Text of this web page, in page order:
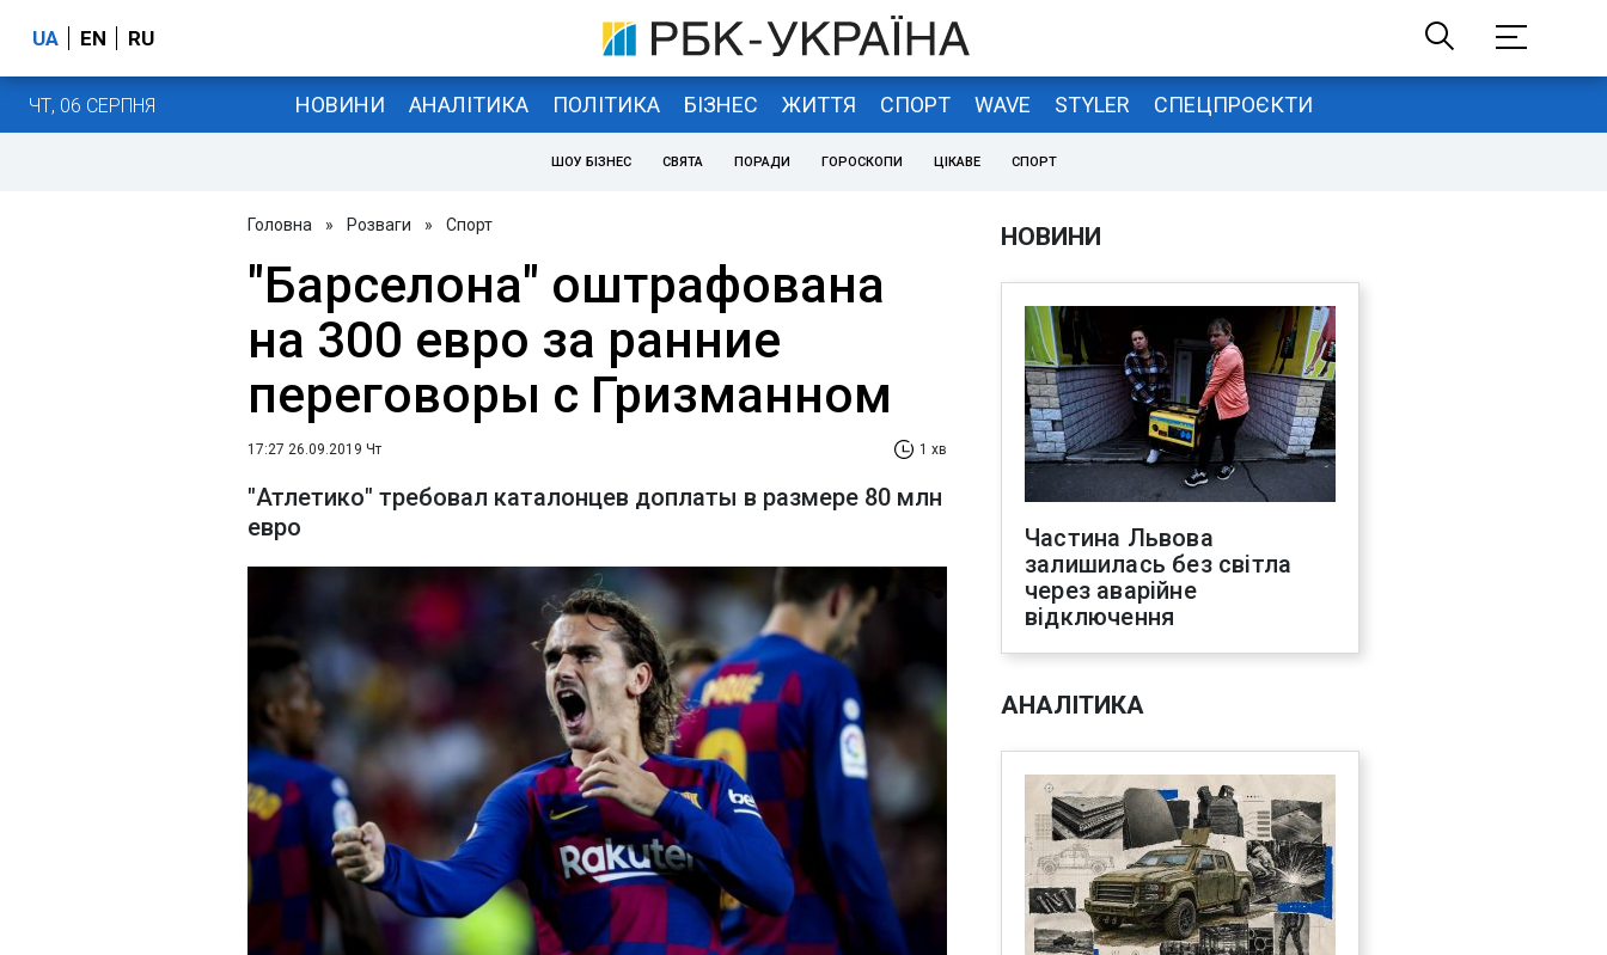
UA EN RU
ЧТ, 06 СЕРПНЯ НОВИНИ АНАЛІТИКА ПОЛІТИКА БІЗНЕС ЖИТТЯ СПОРТ WAVE STYLER СПЕЦПРОЄКТИ
ШОУ БІЗНЕС СВЯТА ПОРАДИ ГОРОСКОПИ ЦІКАВЕ СПОРТ
Головна » Розваги » Спорт
"Барселона" оштрафована
на 300 евро за ранние
переговоры с Гризманном
17:27 26.09.2019 Чт 1 хв
"Атлетико" требовал каталонцев доплаты в размере 80 млн
евро
НОВИНИ
Частина Львова
залишилась без світла
через аварійне
відключення
АНАЛІТИКА